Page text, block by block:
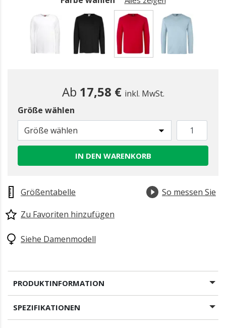
Ab 17,58 € inkl. MwSt.
Größe wählen
Größe wählen
IN DEN WARENKORB
Größentabelle
So messen Sie
Zu Favoriten hinzufügen
Siehe Damenmodell
PRODUKTINFORMATION
SPEZIFIKATIONEN